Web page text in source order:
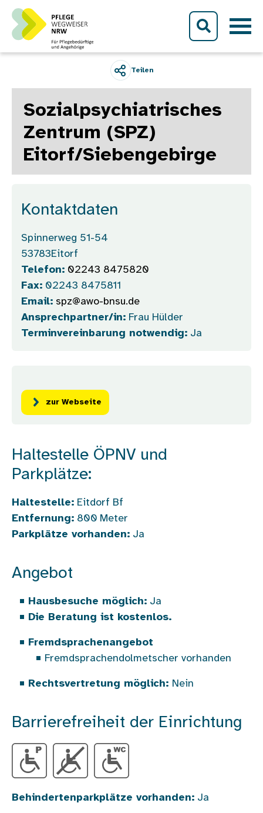
Direkt zum Inhalt
Teilen
Sozialpsychiatrisches
Zentrum (SPZ)
Eitorf/Siebengebirge
Kontaktdaten
Spinnerweg 51-54
53783Eitorf
Telefon: 02243 8475820
Fax: 02243 8475811
Email: spz@awo-bnsu.de
Ansprechpartner/in: Frau Hülder
Terminvereinbarung notwendig: Ja
zur Webseite
Haltestelle ÖPNV und
Parkplätze:
Haltestelle: Eitdorf Bf
Entfernung: 800 Meter
Parkplätze vorhanden: Ja
Angebot
Hausbesuche möglich: Ja
Die Beratung ist kostenlos.
Fremdsprachenangebot
Fremdsprachendolmetscher vorhanden
Rechtsvertretung möglich: Nein
Barrierefreiheit der Einrichtung
Behindertenparkplätze vorhanden: Ja